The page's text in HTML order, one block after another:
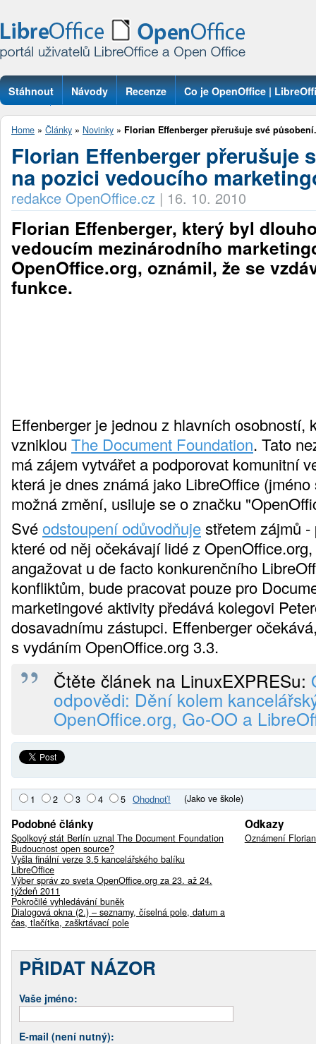
Stáhnout Návody Recenze Co je OpenOffice |
Otázky
Home » Články » Novinky » Florian Effenberger přerušuje své
Florian Effenberger přerušuje
na pozici vedoucího
redakce OpenOffice.cz | 16. 10. 2010
Florian Effenberger, který byl
vedoucím mezinárodního
OpenOffice.org, oznámil, že se
funkce.
Effenberger je jednou z hlavních osobností,
vzniklou The Document Foundation. Tato
má zájem vytvářet a podporovat komunitní
která je dnes známá jako LibreOffice
možná změní, usiluje se o značku
Svéodstoupení odůvodňujestřetem zájmů
které od něj očekávají lidé z
angažovat u de facto konkurenčního
konfliktům, bude pracovat pouze pro
marketingové aktivity předává kolegovi
dosavadnímu zástupci. Effenberger
s vydáním OpenOffice.org 3.3.
Čtěte článek na LinuxEXPRESu:
odpovědi: Dění kolem
OpenOffice.org, Go-OO a
1 2 3 4 5 (Jako ve škole)
Podobné články
Spolkový stát Berlín uznal The Document Foundation
Budoucnost open source?
Vyšla finální verze 3.5 kancelářského balíku
LibreOffice
Výber správ zo sveta OpenOffice.org za 23. až 24.
týždeň 2011
Pokročilé vyhledávání buněk
Dialogová okna (2.) – seznamy, číselná pole, datum a
čas, tlačítka, zaškrtávací pole
Odkazy
Oznámení
PŘIDAT NÁZOR
Vaše jméno:
E-mail (není nutný):